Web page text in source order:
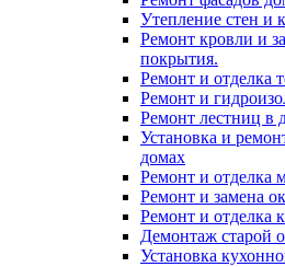
Утепление стен и
Ремонт кровли и
покрытия.
Ремонт и отделка
Ремонт и
Ремонт лестниц в
Установка и
домах
Ремонт и отделка
Ремонт и замена
Ремонт и отделка
Демонтаж старой
Установка